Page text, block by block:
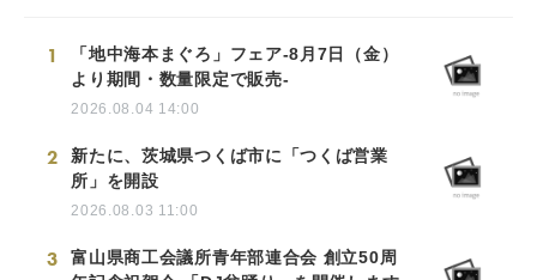
1
「地中海本まぐろ」フェア-8月7日（金）
より期間・数量限定で販売-
2026.08.04 14:00
2
新たに、茨城県つくば市に「つくば営業
所」を開設
2026.08.03 11:00
3
富山県商工会議所青年部連合会 創立50周